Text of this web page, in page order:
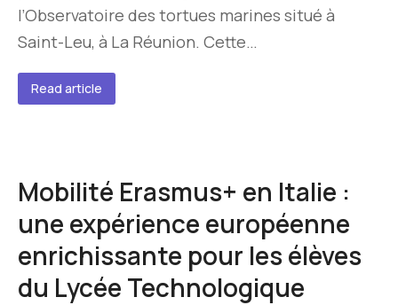
l’Observatoire des tortues marines situé à
Saint-Leu, à La Réunion. Cette…
Read article
Mobilité Erasmus+ en Italie :
une expérience européenne
enrichissante pour les élèves
du Lycée Technologique